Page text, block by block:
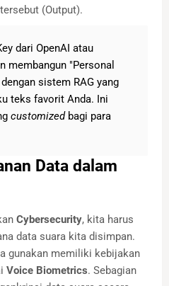
(Output).
dari OpenAI atau
membangun "Personal
sistem RAG yang
teks favorit Anda. Ini
customizedbagi para
Data dalam
Cybersecurity, kita harus
data suara kita disimpan.
gunakan memiliki kebijakan
Voice Biometrics. Sebagian